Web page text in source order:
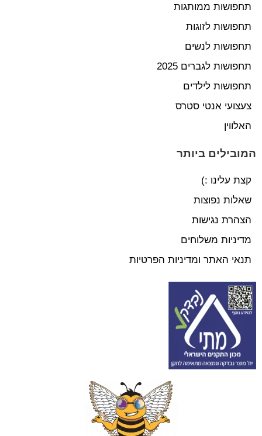
תחפושות ממותגות
תחפושות לזוגות
תחפושות לנשים
תחפושות לגברים 2025
תחפושות לילדים
צעצועי אנטי סטרס
האלווין
המובילים ביותר
קצת עלינו :)
שאלות נפוצות
הצהרת נגישות
מדיניות משלוחים
תנאי האתר ומדיניות הפרטיות